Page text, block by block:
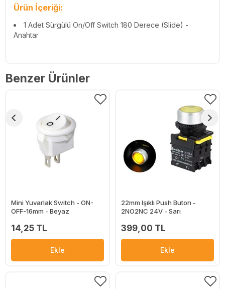
Ürün İçeriği:
1 Adet Sürgülü On/Off Switch 180 Derece (Slide) -
Anahtar
Benzer Ürünler
Mini Yuvarlak Switch - ON-
OFF-16mm - Beyaz
14,25 TL
Ekle
22mm Işıklı Push Buton -
2NO2NC 24V - Sarı
399,00 TL
Ekle